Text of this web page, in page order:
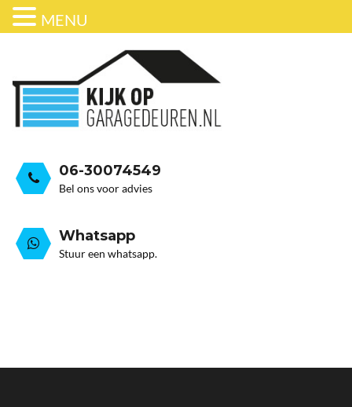
GRATIS ADVIESGESPREK
OVER ONS
GARAGEDEUREN
STALEN GARAGE KANTELDEUREN
06-30074549
Bel ons voor advies
Whatsapp
Stuur een whatsapp.
MENU